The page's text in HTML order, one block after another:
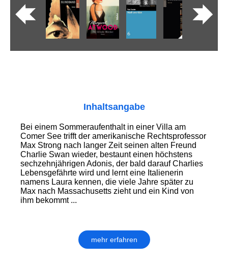
Inhaltsangabe
Bei einem Sommeraufenthalt in einer Villa am
Comer See trifft der amerikanische Rechtsprofessor
Max Strong nach langer Zeit seinen alten Freund
Charlie Swan wieder, bestaunt einen höchstens
sechzehnjährigen Adonis, der bald darauf Charlies
Lebensgefährte wird und lernt eine Italienerin
namens Laura kennen, die viele Jahre später zu
Max nach Massachusetts zieht und ein Kind von
ihm bekommt ...
mehr erfahren